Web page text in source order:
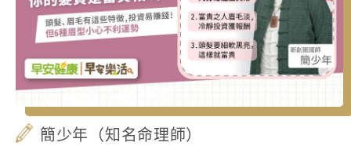
簡少年（知名命理師）